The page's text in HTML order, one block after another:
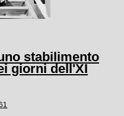
stabilimento
giorni dell'XI